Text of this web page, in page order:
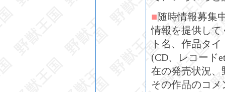
■随時情報募集
情報を提供して
ト名、作品タ
(CD、レコード
在の発売状況、
その作品のコ